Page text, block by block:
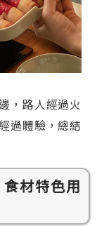
，路人經過火
過體驗，總結
材特色用